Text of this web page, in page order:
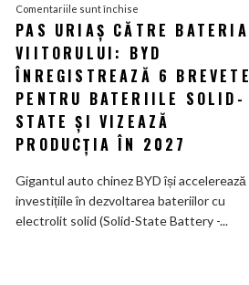
Comentariile sunt închise
Pas
uriaș
către
viitorului:
BYD
înregistrează
brevete
pentru
bateriile
PAS URIAȘ CĂTRE BATERIA
VIITORULUI: BYD
ÎNREGISTREAZĂ 6 BREVETE
PENTRU BATERIILE SOLID-
STATE ȘI VIZEAZĂ
PRODUCȚIA ÎN 2027
Gigantul auto chinez BYD își accelerează
investițiile în dezvoltarea bateriilor cu
electrolit solid (Solid-State Battery -...